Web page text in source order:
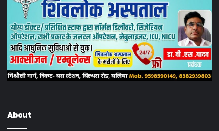
About